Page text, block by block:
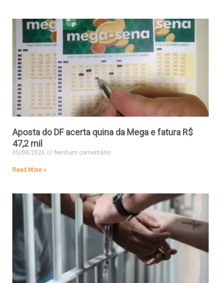
Aposta do DF acerta quina da Mega e fatura R$
47,2 mil
05/08/2026 Nenhum comentário
Read More »